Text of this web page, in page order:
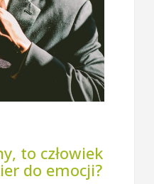
to człowiek
do emocji?